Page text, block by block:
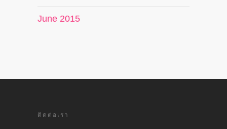
June 2015
ติดต่อเรา